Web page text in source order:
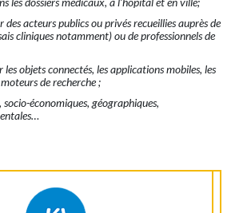
des acteurs publics ou privés recueillies auprès de
cliniques notamment) ou de professionnels de
les objets connectés, les applications mobiles, les
de recherche ;
économiques, géographiques,